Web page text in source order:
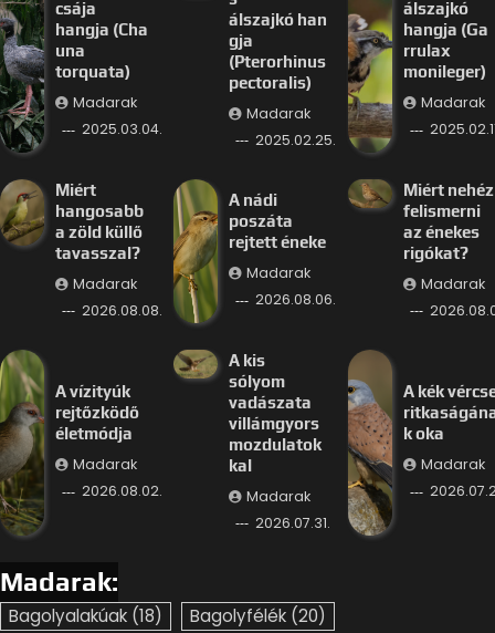
csája
hangja (Cha
una
torquata)
Madarak
2025.03.04.
álszajkó han
gja
(Pterorhinus
pectoralis)
Madarak
2025.02.25.
álszajkó
hangja (Ga
rrulax
monileger)
Madarak
Miért
hangosabb
a zöld küllő
tavasszal?
Madarak
2026.08.08.
A nádi
poszáta
rejtett éneke
Madarak
2026.08.06.
Miért nehéz
felismerni
az énekes
rigókat?
Madarak
A vízityúk
rejtőzködő
életmódja
Madarak
2026.08.02.
A kis
sólyom
vadászata
villámgyors
mozdulatok
kal
Madarak
2026.07.31.
A kék
k oka
Madarak
Madarak:
Bagolyalakúak (18) Bagolyfélék (20)